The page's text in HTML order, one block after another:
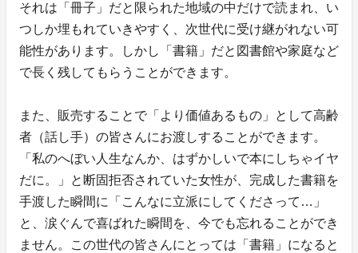
それは「冊子」だと限られた地域の中だけで読まれ、い
つしか埋もれていきやすく、次世代に受け継がれない可
能性があります。しかし「書籍」だと図書館や家庭など
で長く残してもらうことができます。
また、販売することで「より価値あるもの」として高齢
者（話し手）の皆さんにお渡しすることができます。
「私のへぼい人生なんか、はずかしいで本にしちゃイヤ
だに。」と断固拒否されていた女性が、完成した書籍を
手渡した瞬間に「こんなに立派にしてくださって…」
と、涙ぐんで喜ばれた瞬間を、今でも忘れることができ
ません。この世代の皆さんにとっては「書籍」になると